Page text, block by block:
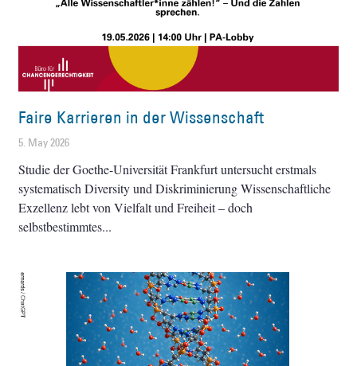
Faire Karrieren in der Wissenschaft
5. May 2026
Studie der Goethe-Universität Frankfurt untersucht erstmals
systematisch Diversity und Diskriminierung Wissenschaftliche
Exzellenz lebt von Vielfalt und Freiheit – doch
selbstbestimmtes